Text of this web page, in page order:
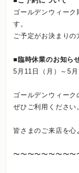
ゴールデンウィー
す。
ご予定がお決まりの
■臨時休業のお知ら
5月11日（月）～5
ゴールデンウィーク
ぜひご利用ください
皆さまのご来店を心
〜〜〜〜〜〜〜〜〜